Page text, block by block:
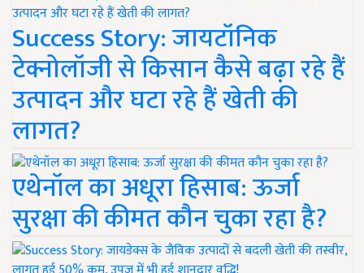
Success Story: जायटॉनिक
टेक्नोलॉजी से किसान कैसे बढ़ा रहे हैं
उत्पादन और घटा रहे हैं खेती की
लागत?
एथेनॉल का अधूरा हिसाब: ऊर्जा
सुरक्षा की कीमत कौन चुका रहा है?